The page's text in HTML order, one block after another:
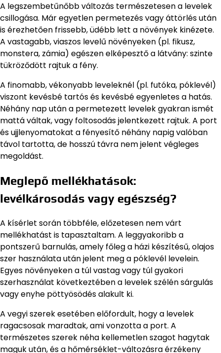
A legszembetűnőbb változás természetesen a levelek
csillogása. Már egyetlen permetezés vagy áttörlés után
is érezhetően frissebb, üdébb lett a növények kinézete.
A vastagabb, viaszos levelű növényeken (pl. fikusz,
monstera, zámia) egészen elképesztő a látvány: szinte
tükröződött rajtuk a fény.
A finomabb, vékonyabb leveleknél (pl. futóka, póklevél)
viszont kevésbé tartós és kevésbé egyenletes a hatás.
Néhány nap után a permetezett levelek gyakran ismét
mattá váltak, vagy foltosodás jelentkezett rajtuk. A port
és ujjlenyomatokat a fényesítő néhány napig valóban
távol tartotta, de hosszú távra nem jelent végleges
megoldást.
Meglepő mellékhatások:
levélkárosodás vagy egészség?
A kísérlet során többféle, előzetesen nem várt
mellékhatást is tapasztaltam. A leggyakoribb a
pontszerű barnulás, amely főleg a házi készítésű, olajos
szer használata után jelent meg a póklevél levelein.
Egyes növényeken a túl vastag vagy túl gyakori
szerhasználat következtében a levelek szélén sárgulás
vagy enyhe pöttyösödés alakult ki.
A vegyi szerek esetében előfordult, hogy a levelek
ragacsosak maradtak, ami vonzotta a port. A
természetes szerek néha kellemetlen szagot hagytak
maguk után, és a hőmérséklet-változásra érzékeny